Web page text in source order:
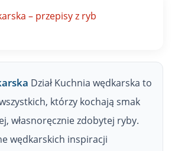
Dział Kuchnia wędkarska to
którzy kochają smak
własnoręcznie zdobytej ryby.
wędkarskich inspiracji